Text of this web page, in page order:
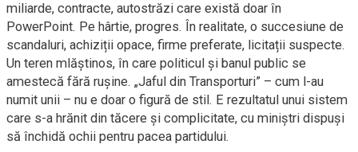
miliarde, contracte, autostrăzi care există doar în
PowerPoint. Pe hârtie, progres. În realitate, o succesiune de
scandaluri, achiziții opace, firme preferate, licitații suspecte.
Un teren mlăștinos, în care politicul și banul public se
amestecă fără rușine. „Jaful din Transporturi” – cum l-au
numit unii – nu e doar o figură de stil. E rezultatul unui sistem
care s-a hrănit din tăcere și complicitate, cu miniștri dispuși
să închidă ochii pentru pacea partidului.